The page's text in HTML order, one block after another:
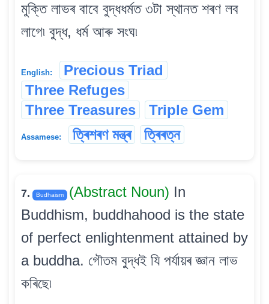
মুক্তি লাভৰ বাবে বুদ্ধধৰ্মত ৩টা স্থানত শৰণ লব
লাগে৷ বুদ্ধ, ধৰ্ম আৰু সংঘ৷
English:
Precious Triad
Three Refuges
Three Treasures
Triple Gem
Assamese: ত্ৰিশৰণ মন্ত্ৰ ত্ৰিৰত্ন
7. Budhaism (Abstract Noun) In
Buddhism, buddhahood is the state
of perfect enlightenment attained by
a buddha. গৌতম বুদ্ধই যি পৰ্যায়ৰ জ্ঞান লাভ
কৰিছে৷